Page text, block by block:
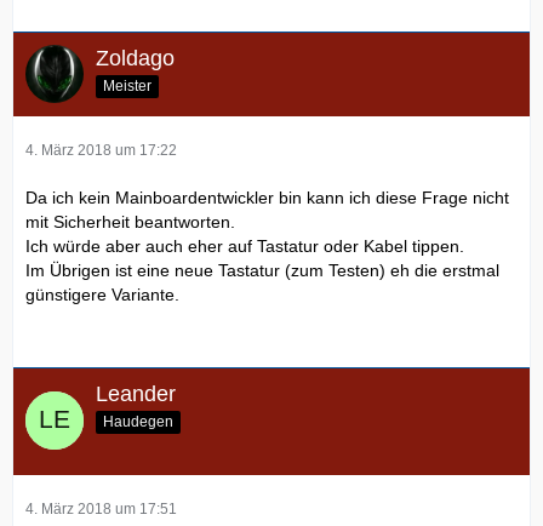
Zoldago
Meister
4. März 2018 um 17:22
Da ich kein Mainboardentwickler bin kann ich diese Frage nicht
mit Sicherheit beantworten.
Ich würde aber auch eher auf Tastatur oder Kabel tippen.
Im Übrigen ist eine neue Tastatur (zum Testen) eh die erstmal
günstigere Variante.
Leander
Haudegen
4. März 2018 um 17:51